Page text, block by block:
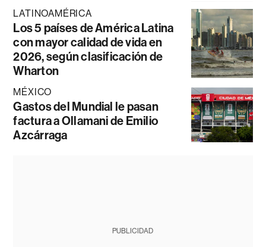
LATINOAMÉRICA
Los 5 países de América Latina
con mayor calidad de vida en
2026, según clasificación de
Wharton
MÉXICO
Gastos del Mundial le pasan
factura a Ollamani de Emilio
Azcárraga
PUBLICIDAD